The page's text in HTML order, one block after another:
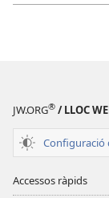
JW.ORG® / LLOC
Configuració
Accessos ràpids